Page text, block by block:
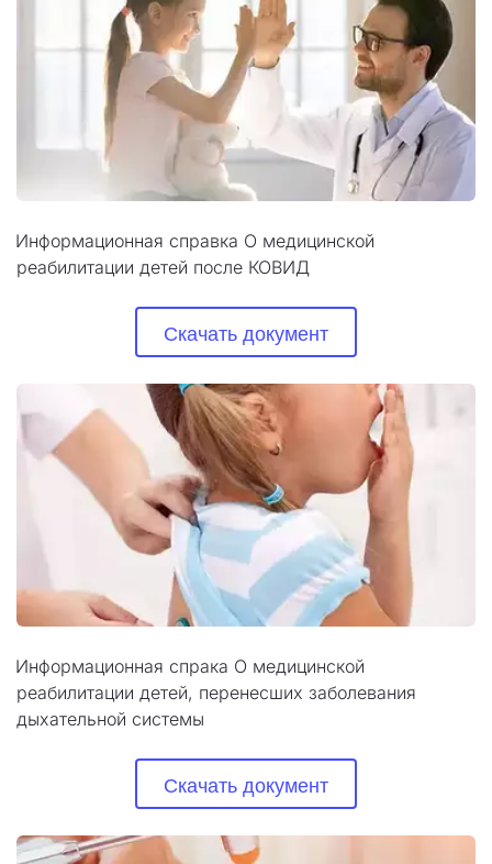
Информационная справка О медицинской
реабилитации детей после КОВИД
Скачать документ
Информационная спрака О медицинской
реабилитации детей, перенесших заболевания
дыхательной системы
Скачать документ